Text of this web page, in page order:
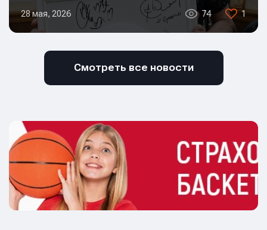
28 мая, 2026 74 1
Смотреть все новости